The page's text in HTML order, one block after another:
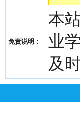
免责说明：
本
业
及